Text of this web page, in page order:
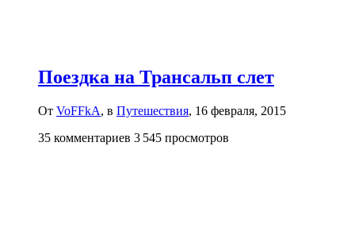
Поездка на Трансальп слет
От VoFFkA, в Путешествия, 16 февраля, 2015
35 комментариев 3 545 просмотров